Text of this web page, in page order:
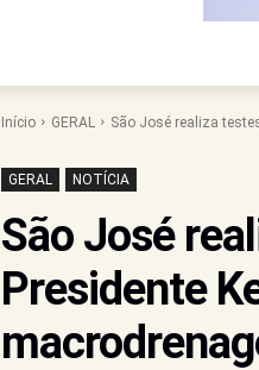
Início GERAL São José realiza
GERAL NOTÍCIA
São José
Presidente